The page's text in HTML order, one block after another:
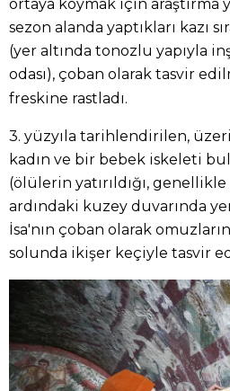
ortaya koymak için araştırma
sezon alanda yaptıkları kazı
(yer altında tonozlu yapıyla
odası), çoban olarak tasvir
freskine rastladı.
3. yüzyıla tarihlendirilen,
kadın ve bir bebek iskeleti
(ölülerin yatırıldığı, genellikle
ardındaki kuzey duvarında
İsa'nın çoban olarak
solunda ikişer keçiyle tasvir